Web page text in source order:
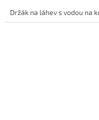
Držák na láhev s vodou na